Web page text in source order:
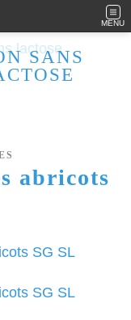
MENU
SANS
abricots